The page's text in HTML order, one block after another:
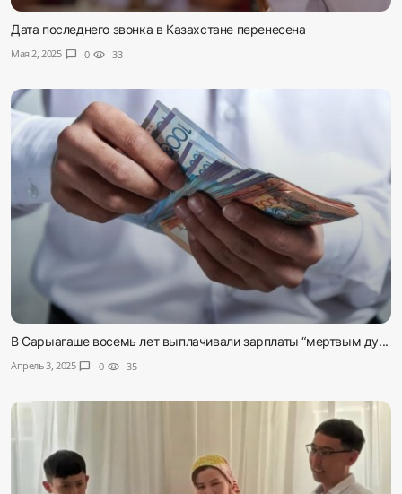
Дата последнего звонка в Казахстане перенесена
Мая 2, 2025 chat_bubble 0 visibility 33
В Сарыагаше восемь лет выплачивали зарплаты “мертвым ду...
Апрель 3, 2025 chat_bubble 0 visibility 35